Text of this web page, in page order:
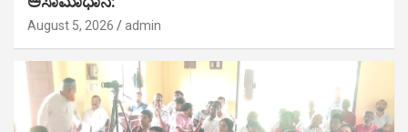
August 5, 2026 admin